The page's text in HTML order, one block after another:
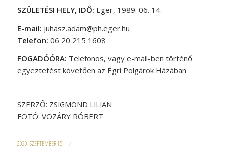
SZÜLETÉSI HELY, IDŐ: Eger, 1989. 06. 14.
E-mail: juhasz.adam@ph.eger.hu
Telefon: 06 20 215 1608
FOGADÓÓRA: Telefonos, vagy e-mail-ben történő
egyeztetést követően az Egri Polgárok Házában
SZERZŐ: ZSIGMOND LILIAN
FOTÓ: VOZÁRY RÓBERT
2020. SZEPTEMBER 15. /